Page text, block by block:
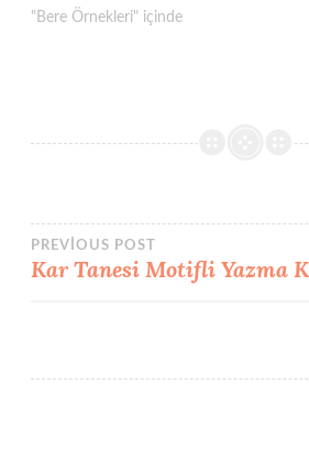
"Bere Örnekleri" içinde
Yazı
PREVIOUS POST
Kar Tanesi Motifli Yazma